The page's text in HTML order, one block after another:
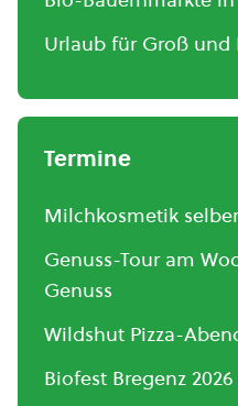
Urlaub für Groß und
Termine
Milchkosmetik
Genuss-Tour am
Genuss
Wildshut Pizza-
Biofest Bregenz 2026